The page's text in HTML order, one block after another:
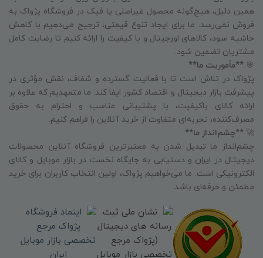
همین دلیل، هیچ‌گونه محصول غیراصلی یا فیک در فروشگاه پژواک به
فروش نمی‌رسد. ما برای ایجاد تنوع قیمتی، ترجیح می‌دهیم با کاهش
حاشیه سود، کالاهای اورجینال و با کیفیت را ارائه کنیم تا رضایت کامل
مشتریان تضمین شود.
🎯 **مأموریت ما**
پژواک در تلاش است تا با فعالیت گسترده و شفاف، نقش مؤثری در
پیشرفت بازار دیجیتال و اقتصاد کشور ایفا کند. ما متعهدیم که علاوه بر
ارائه کالای باکیفیت، با پشتیبانی مناسب و احترام به حقوق
مصرف‌کننده، تجربه‌ای متفاوت از خرید آنلاین را فراهم کنیم.
🚀 **چشم‌انداز ما**
چشم‌انداز ما تبدیل شدن به معتبرترین فروشگاه آنلاین محصولات
دیجیتال در ایران و دستیابی به جایگاه نخست در بازار موبایل و کالای
الکترونیکی است. ما می‌خواهیم پژواک، اولین انتخاب کاربران برای خرید
مطمئن و حرفه‌ای باشد.